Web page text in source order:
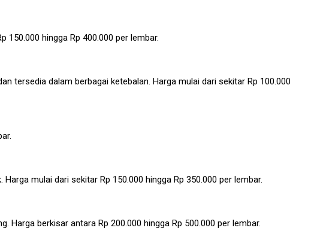
150.000 hingga Rp 400.000 per lembar.
tersedia dalam berbagai ketebalan. Harga mulai dari sekitar Rp 100.000
mulai dari sekitar Rp 150.000 hingga Rp 350.000 per lembar.
Harga berkisar antara Rp 200.000 hingga Rp 500.000 per lembar.